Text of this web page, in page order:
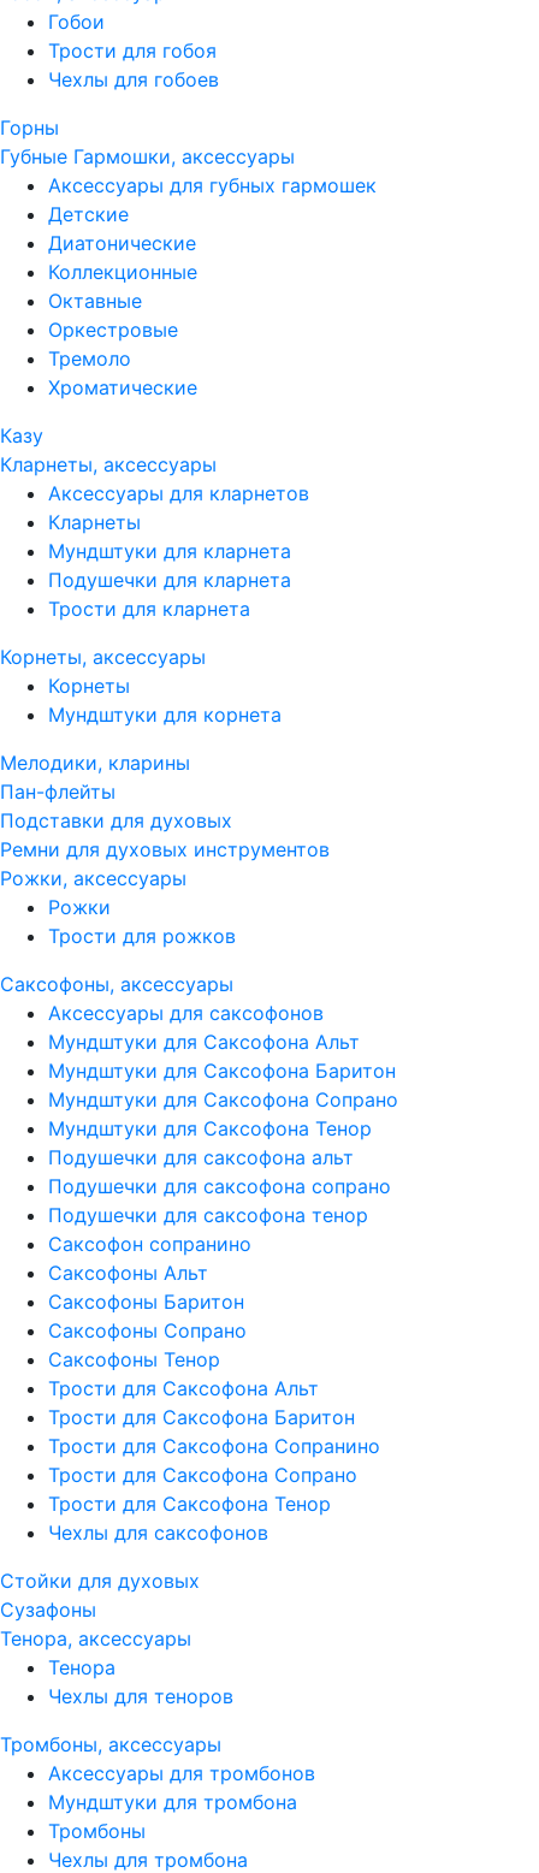
Гобои
Трости для гобоя
Чехлы для гобоев
Горны
Губные Гармошки, аксессуары
Аксессуары для губных гармошек
Детские
Диатонические
Коллекционные
Октавные
Оркестровые
Тремоло
Хроматические
Казу
Кларнеты, аксессуары
Аксессуары для кларнетов
Кларнеты
Мундштуки для кларнета
Подушечки для кларнета
Трости для кларнета
Корнеты, аксессуары
Корнеты
Мундштуки для корнета
Мелодики, кларины
Пан-флейты
Подставки для духовых
Ремни для духовых инструментов
Рожки, аксессуары
Рожки
Трости для рожков
Саксофоны, аксессуары
Аксессуары для саксофонов
Мундштуки для Саксофона Альт
Мундштуки для Саксофона Баритон
Мундштуки для Саксофона Сопрано
Мундштуки для Саксофона Тенор
Подушечки для саксофона альт
Подушечки для саксофона сопрано
Подушечки для саксофона тенор
Саксофон сопранино
Саксофоны Альт
Саксофоны Баритон
Саксофоны Сопрано
Саксофоны Тенор
Трости для Саксофона Альт
Трости для Саксофона Баритон
Трости для Саксофона Сопранино
Трости для Саксофона Сопрано
Трости для Саксофона Тенор
Чехлы для саксофонов
Стойки для духовых
Сузафоны
Тенора, аксессуары
Тенора
Чехлы для теноров
Тромбоны, аксессуары
Аксессуары для тромбонов
Мундштуки для тромбона
Тромбоны
Чехлы для тромбона